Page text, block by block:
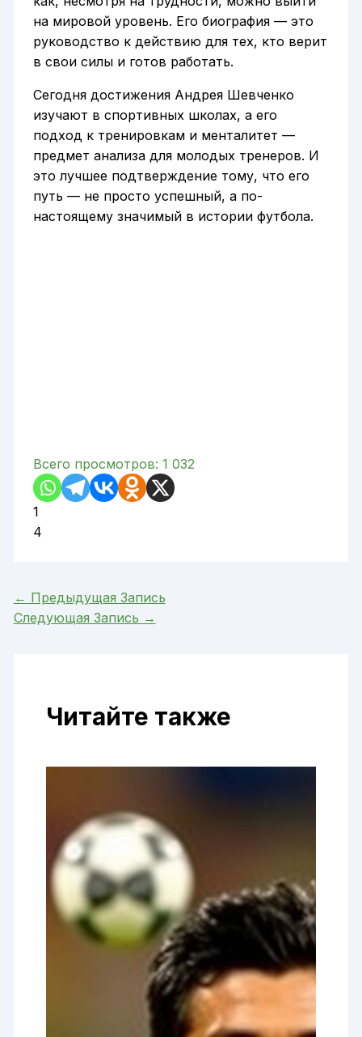
на мировой уровень. Его биография — это
руководство к действию для тех, кто верит
в свои силы и готов работать.
Сегодня достижения Андрея Шевченко
изучают в спортивных школах, а его
подход к тренировкам и менталитет —
предмет анализа для молодых тренеров. И
это лучшее подтверждение тому, что его
путь — не просто успешный, а по-
настоящему значимый в истории футбола.
Всего просмотров: 1 032
1
4
← Предыдущая Запись
Следующая Запись →
Читайте также